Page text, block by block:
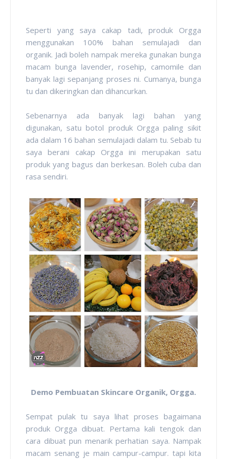
Seperti yang saya cakap tadi, produk Orgga
menggunakan 100% bahan semulajadi dan
organik. Jadi boleh nampak mereka gunakan bunga
macam bunga lavender, rosehip, camomile dan
banyak lagi sepanjang proses ni. Cumanya, bunga
tu dan dikeringkan dan dihancurkan.
Sebenarnya ada banyak lagi bahan yang
digunakan, satu botol produk Orgga paling sikit
ada dalam 16 bahan semulajadi dalam tu. Sebab tu
saya berani cakap Orgga ini merupakan satu
produk yang bagus dan berkesan. Boleh cuba dan
rasa sendiri.
Demo Pembuatan Skincare Organik, Orgga.
Sempat pulak tu saya lihat proses bagaimana
produk Orgga dibuat. Pertama kali tengok dan
cara dibuat pun menarik perhatian saya. Nampak
macam senang je main campur-campur. tapi kita